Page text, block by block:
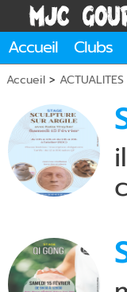
Accueil Clubs
Accueil > ACTUALITES